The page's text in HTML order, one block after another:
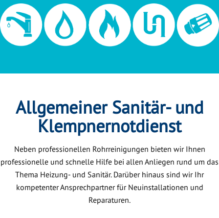
Allgemeiner Sanitär- und
Klempnernotdienst
Neben professionellen Rohrreinigungen bieten wir Ihnen
professionelle und schnelle Hilfe bei allen Anliegen rund um das
Thema Heizung- und Sanitär. Darüber hinaus sind wir Ihr
kompetenter Ansprechpartner für Neuinstallationen und
Reparaturen.